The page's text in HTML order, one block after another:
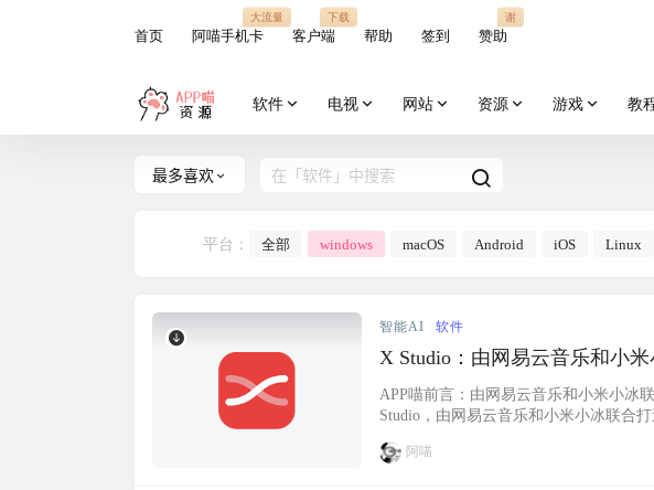
首页 阿喵手机卡
大流量
客户端
下载
帮助 签到 赞助
谢
软件 电视 网站 资源 游戏 教
最多喜欢
平台： 全部 windows macOS Android iOS Linux
智能AI 软件
X Studio：由网易云音乐和小
APP喵前言：由网易云音乐和小米小冰
Studio，由网易云音乐和小米小冰联合
成曲，让音乐创作变得前所未有的便捷
阿喵